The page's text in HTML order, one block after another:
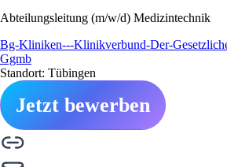
Abteilungsleitung (m/w/d) Medizintechnik
Bg-Kliniken---Klinikverbund-Der-
Ggmb
Standort: Tübingen
Jetzt bewerben